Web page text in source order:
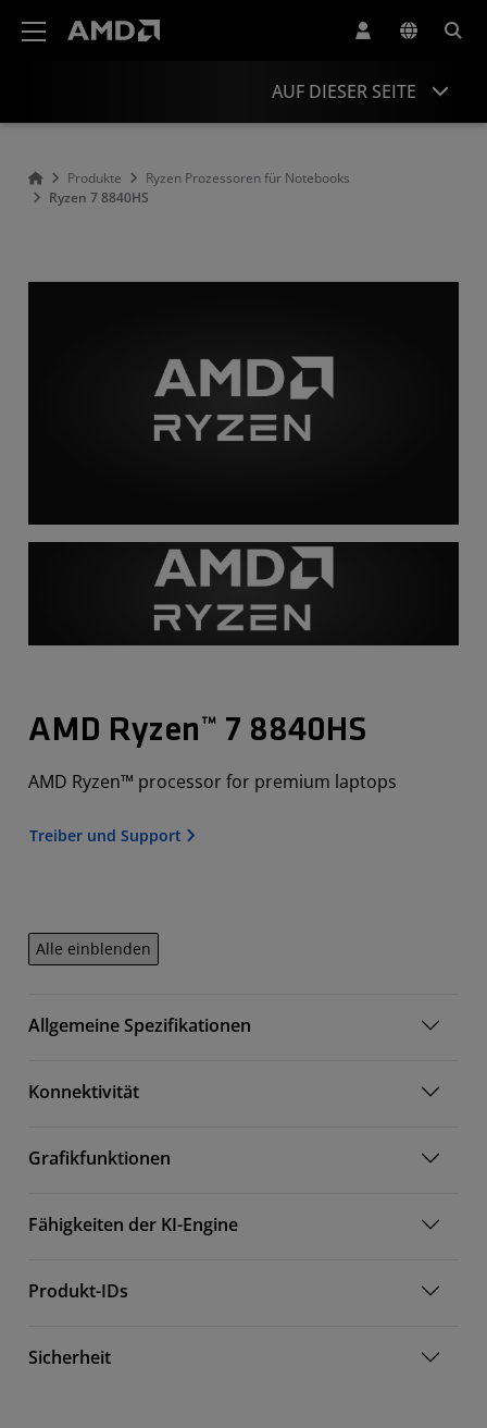
AUF DIESER SEITE
Produkte
Ryzen Prozessoren für Notebooks
Ryzen 7 8840HS
AMD Ryzen™ 7 8840HS
AMD Ryzen™ processor for premium laptops
Treiber und Support
Alle einblenden
Allgemeine Spezifikationen
Konnektivität
Grafikfunktionen
Fähigkeiten der KI-Engine
Produkt-IDs
Sicherheit